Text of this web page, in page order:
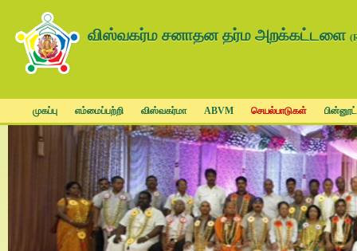
விஸ்வகர்ம சனாதன தர்ம அறக்கட்டளை
முகப்பு எம்மைப்பற்றி விஸ்வகர்மா ABVM செயல்பாடுகள்